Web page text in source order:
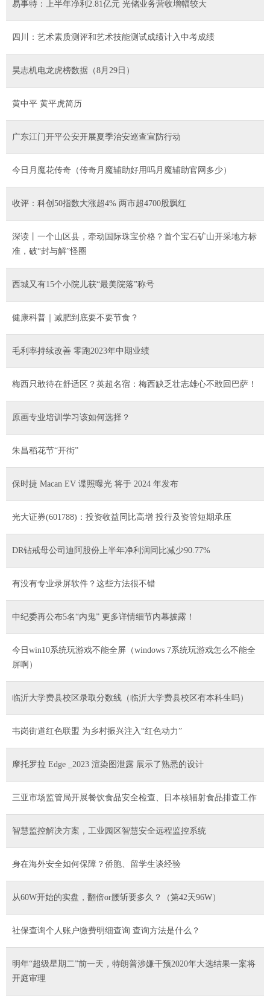
易事特：上半年净利2.81亿元 光储业务营收增幅较大
四川：艺术素质测评和艺术技能测试成绩计入中考成绩
昊志机电龙虎榜数据（8月29日）
黄中平 黄平虎简历
广东江门开平公安开展夏季治安巡查宣防行动
今日月魔花传奇（传奇月魔辅助好用吗月魔辅助官网多少）
收评：科创50指数大涨超4% 两市超4700股飘红
深读丨一个山区县，牵动国际珠宝价格？首个宝石矿山开采地方标
准，破“封与解”怪圈
西城又有15个小院儿获“最美院落”称号
健康科普｜减肥到底要不要节食？
毛利率持续改善 零跑2023年中期业绩
梅西只敢待在舒适区？英超名宿：梅西缺乏壮志雄心不敢回巴萨！
原画专业培训学习该如何选择？
朱昌稻花节“开街”
保时捷 Macan EV 谍照曝光 将于 2024 年发布
光大证券(601788)：投资收益同比高增 投行及资管短期承压
DR钻戒母公司迪阿股份上半年净利润同比减少90.77%
有没有专业录屏软件？这些方法很不错
中纪委再公布5名“内鬼” 更多详情细节内幕披露！
今日win10系统玩游戏不能全屏（windows 7系统玩游戏怎么不能全
屏啊）
临沂大学费县校区录取分数线（临沂大学费县校区有本科生吗）
韦岗街道红色联盟 为乡村振兴注入“红色动力”
摩托罗拉 Edge _2023 渲染图泄露 展示了熟悉的设计
三亚市场监管局开展餐饮食品安全检查、日本核辐射食品排查工作
智慧监控解决方案，工业园区智慧安全远程监控系统
身在海外安全如何保障？侨胞、留学生谈经验
从60W开始的实盘，翻倍or腰斩要多久？（第42天96W）
社保查询个人账户缴费明细查询 查询方法是什么？
明年“超级星期二”前一天，特朗普涉嫌干预2020年大选结果一案将
开庭审理